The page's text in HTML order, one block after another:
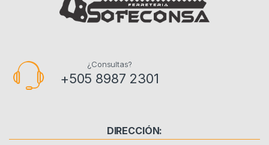
¿Consultas?
+505 8987 2301
DIRECCIÓN: